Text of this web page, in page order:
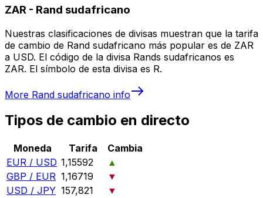
ZAR - Rand sudafricano
Nuestras clasificaciones de divisas muestran que la tarifa
de cambio de Rand sudafricano más popular es de ZAR
a USD. El código de la divisa Rands sudafricanos es
ZAR. El símbolo de esta divisa es R.
More Rand sudafricano info
Tipos de cambio en directo
Moneda Tarifa
Cambia
EUR / USD 1,15592
▲
GBP / EUR 1,16719
▼
USD / JPY 157,821
▼